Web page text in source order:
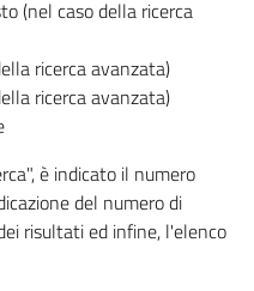
(nel caso della ricerca
ricerca avanzata)
ricerca avanzata)
è indicato il numero
del numero di
risultati ed infine, l'elenco